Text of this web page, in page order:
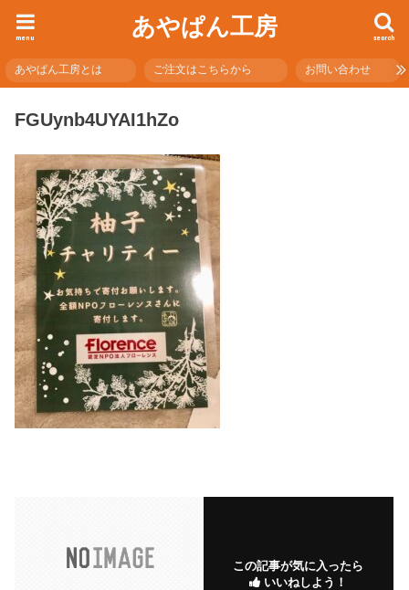
あやぱん工房 search
menu
あやぱん工房とは ご注文はこちらから お問い合わせ
FGUynb4UYAI1hZo
この記事が気に入ったら
いいねしよう！